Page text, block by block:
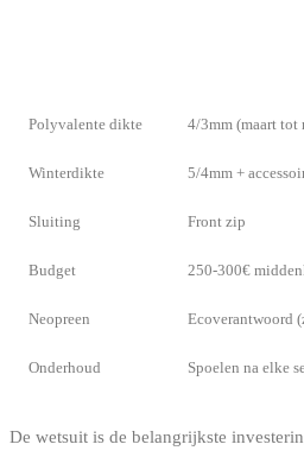
Polyvalente dikte 4/3mm (maart tot
Winterdikte 5/4mm +
Sluiting Front zip
Budget 250-300€
Neopreen Ecoverantwoord
Onderhoud Spoelen na elke
De wetsuit is de belangrijkste